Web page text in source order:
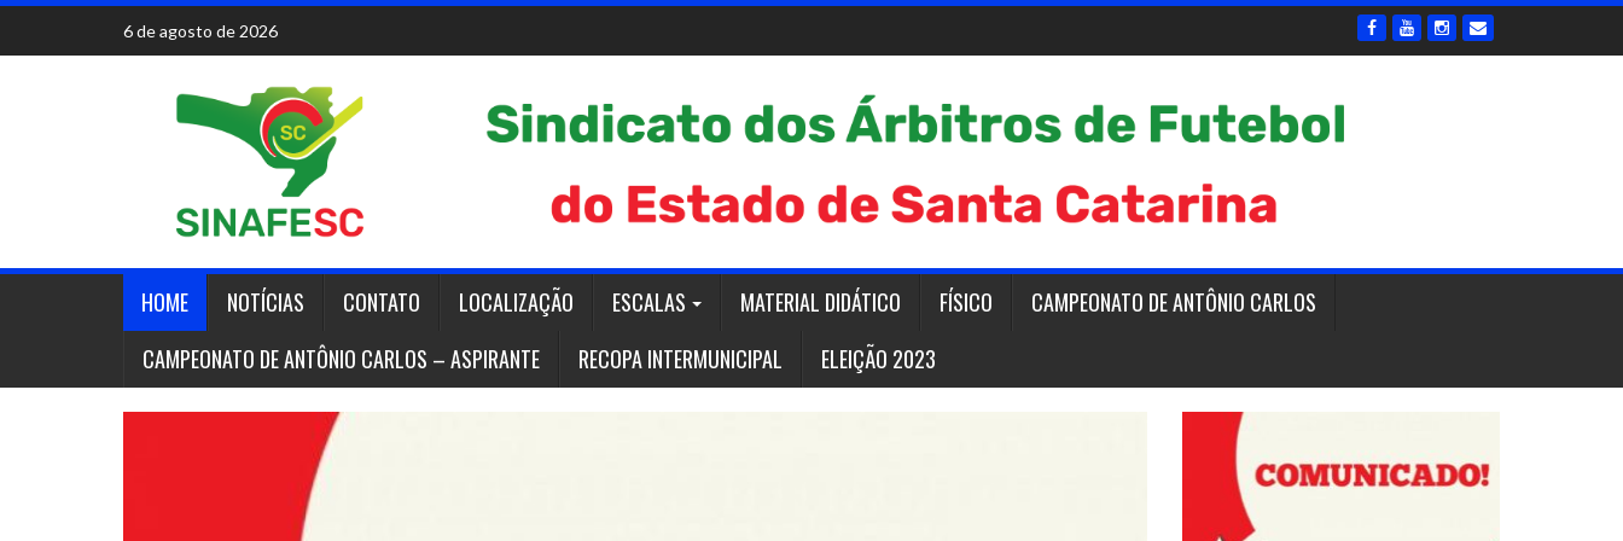
Skip
content
6 de agosto de 2026
HOME NOTÍCIAS CONTATO LOCALIZAÇÃO ESCALAS MATERIAL DIDÁTICO FÍSICO
CAMPEONATO DE ANTÔNIO CARLOS
CAMPEONATO DE ANTÔNIO CARLOS – ASPIRANTE
RECOPA INTERMUNICIPAL ELEIÇÃO 2023